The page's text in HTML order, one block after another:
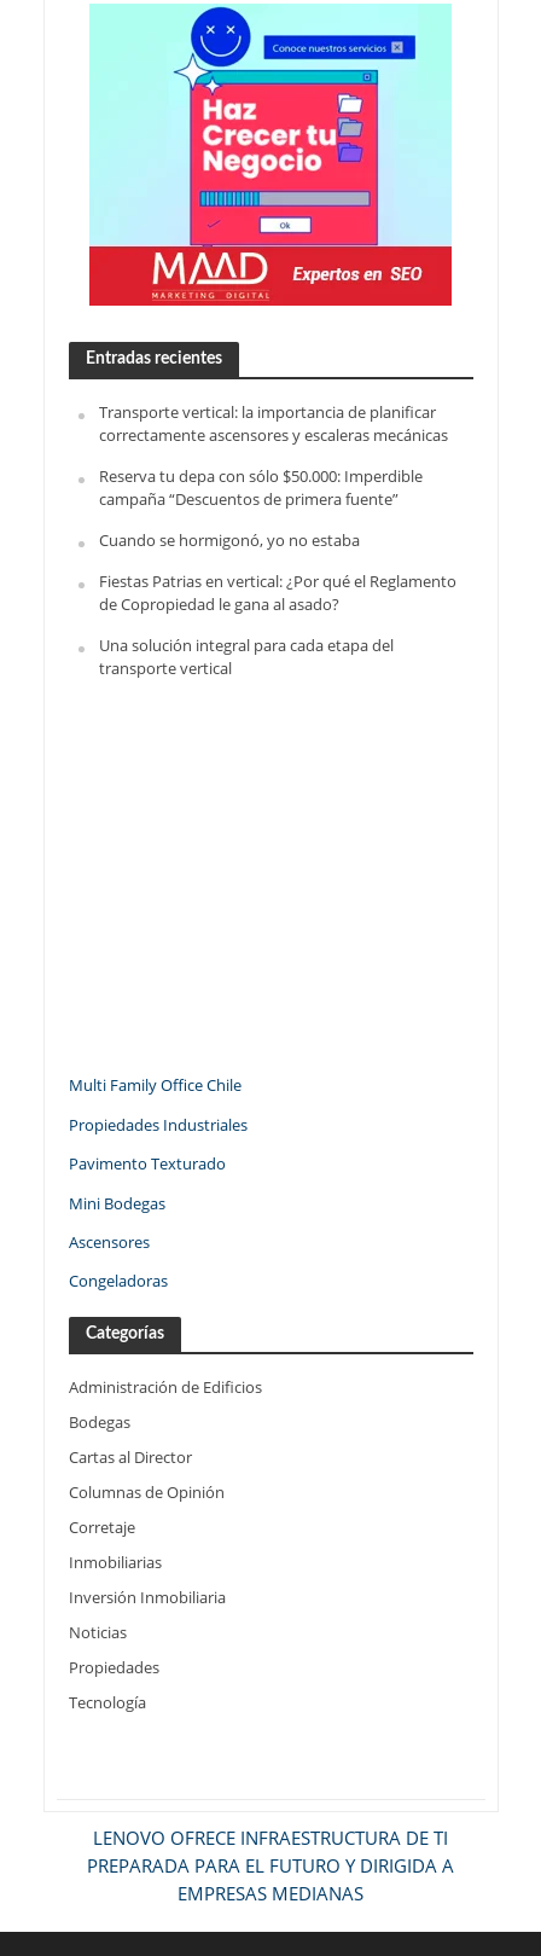
Entradas recientes
Transporte vertical: la importancia de planificar
correctamente ascensores y escaleras mecánicas
Reserva tu depa con sólo $50.000: Imperdible
campaña “Descuentos de primera fuente”
Cuando se hormigonó, yo no estaba
Fiestas Patrias en vertical: ¿Por qué el Reglamento
de Copropiedad le gana al asado?
Una solución integral para cada etapa del
transporte vertical
Multi Family Office Chile
Propiedades Industriales
Pavimento Texturado
Mini Bodegas
Ascensores
Congeladoras
Categorías
Administración de Edificios
Bodegas
Cartas al Director
Columnas de Opinión
Corretaje
Inmobiliarias
Inversión Inmobiliaria
Noticias
Propiedades
Tecnología
LENOVO OFRECE INFRAESTRUCTURA DE TI
PREPARADA PARA EL FUTURO Y DIRIGIDA A
EMPRESAS MEDIANAS